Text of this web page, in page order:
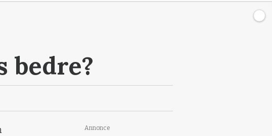
bedre?
Annonce